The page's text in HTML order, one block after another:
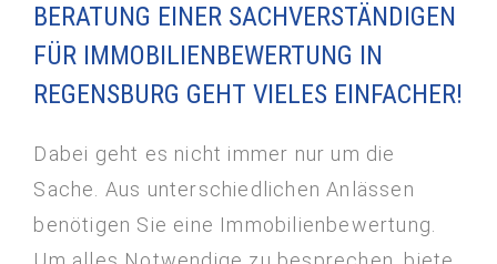
BERATUNG EINER SACHVERSTÄNDIGEN
FÜR IMMOBILIENBEWERTUNG IN
REGENSBURG GEHT VIELES EINFACHER!
Dabei geht es nicht immer nur um die
Sache. Aus unterschiedlichen Anlässen
benötigen Sie eine Immobilienbewertung.